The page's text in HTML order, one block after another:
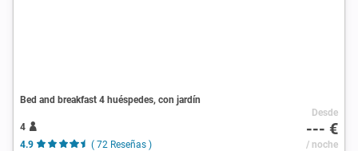
Bed and breakfast 4 huéspedes, con jardín
4
4.9
( 72 Reseñas )
Desde
--- €
/ noche